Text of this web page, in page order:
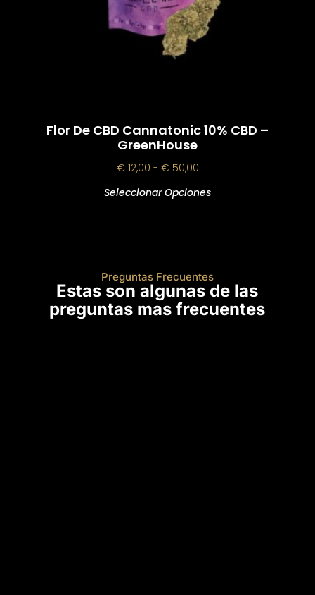
Flor De CBD Cannatonic 10% CBD –
GreenHouse
€ 12,00 - € 50,00
Seleccionar Opciones
Preguntas Frecuentes
Estas son algunas de las
preguntas mas frecuentes